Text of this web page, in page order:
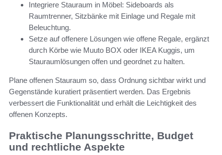
Integriere Stauraum in Möbel: Sideboards als
Raumtrenner, Sitzbänke mit Einlage und Regale mit
Beleuchtung.
Setze auf offenere Lösungen wie offene Regale, ergänzt
durch Körbe wie Muuto BOX oder IKEA Kuggis, um
Stauraumlösungen offen und geordnet zu halten.
Plane offenen Stauraum so, dass Ordnung sichtbar wirkt und
Gegenstände kuratiert präsentiert werden. Das Ergebnis
verbessert die Funktionalität und erhält die Leichtigkeit des
offenen Konzepts.
Praktische Planungsschritte, Budget
und rechtliche Aspekte